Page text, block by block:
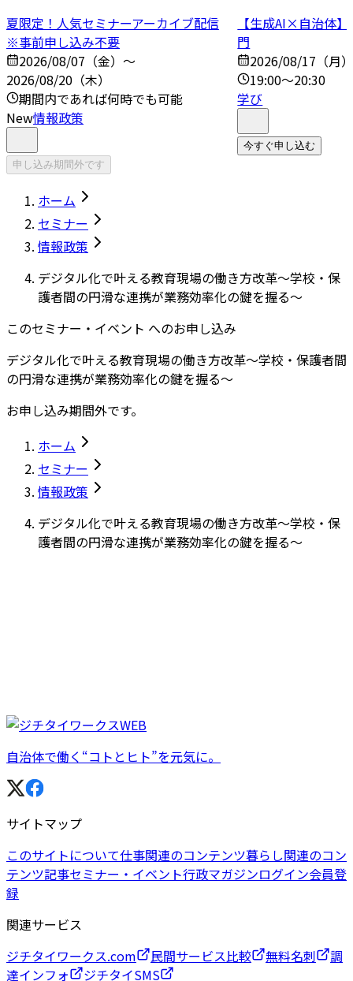
夏限定！人気セミナーアーカイブ配信
※事前申し込み不要
2026/08/07（金）～
2026/08/20（木）
期間内であれば何時でも可能
New情報政策
申し込み期間外です
【生成AI×自治体
門
2026/08/17（月
19:00～20:30
学び
今すぐ申し込む
ホーム
セミナー
情報政策
デジタル化で叶える教育現場の働き方改革～学校・保
護者間の円滑な連携が業務効率化の鍵を握る～
このセミナー・イベント へのお申し込み
デジタル化で叶える教育現場の働き方改革～学校・保護者間
の円滑な連携が業務効率化の鍵を握る～
お申し込み期間外です。
ホーム
セミナー
情報政策
デジタル化で叶える教育現場の働き方改革～学校・保
護者間の円滑な連携が業務効率化の鍵を握る～
自治体で働く“コトとヒト”を元気に。
サイトマップ
このサイトについて仕事関連のコンテンツ暮らし関連のコン
テンツ記事セミナー・イベント行政マガジンログイン会員登
録
関連サービス
ジチタイワークス.com
民間サービス比較 無料名刺
調
達インフォ
ジチタイSMS